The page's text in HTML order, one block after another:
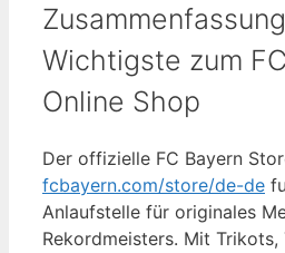
Wichtigste zum
Online Shop
Der offizielle FC Bayern
fcbayern.com/store/de-de
Anlaufstelle für originales
Rekordmeisters. Mit Trikots,